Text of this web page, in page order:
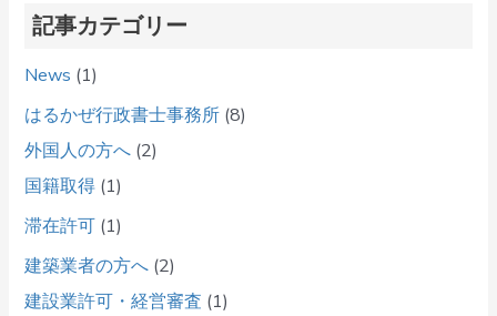
記事カテゴリー
News (1)
はるかぜ行政書士事務所(8)
外国人の方へ(2)
国籍取得(1)
滞在許可(1)
建築業者の方へ(2)
建設業許可・経営審査 (1)